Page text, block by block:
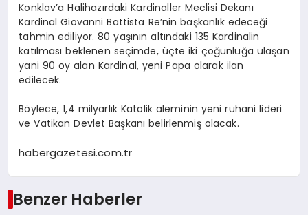
Konklav’a Halihazırdaki Kardinaller Meclisi Dekanı
Kardinal Giovanni Battista Re’nin başkanlık edeceği
tahmin ediliyor. 80 yaşının altındaki 135 Kardinalin
katılması beklenen seçimde, üçte iki çoğunluğa ulaşan
yani 90 oy alan Kardinal, yeni Papa olarak ilan
edilecek.
Böylece, 1,4 milyarlık Katolik aleminin yeni ruhani lideri
ve Vatikan Devlet Başkanı belirlenmiş olacak.
habergazetesi.com.tr
Benzer Haberler